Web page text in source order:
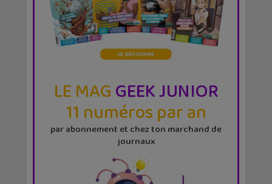
LE MAGGEEK JUNIOR
11 numéros par an
par abonnement et chez ton marchand de
journaux